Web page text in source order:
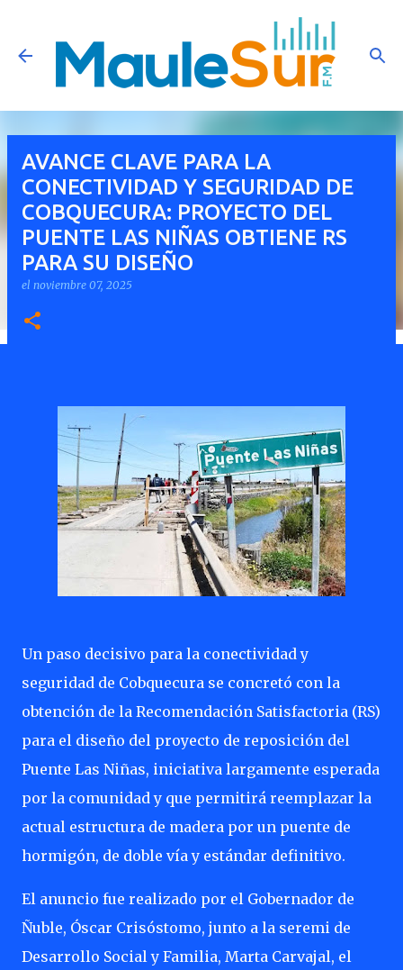
Ir al contenido principal
AVANCE CLAVE PARA LA
CONECTIVIDAD Y SEGURIDAD DE
COBQUECURA: PROYECTO DEL
PUENTE LAS NIÑAS OBTIENE RS
PARA SU DISEÑO
el noviembre 07, 2025
Un paso decisivo para la conectividad y
seguridad de Cobquecura se concretó con la
obtención de la Recomendación Satisfactoria (RS)
para el diseño del proyecto de reposición del
Puente Las Niñas, iniciativa largamente esperada
por la comunidad y que permitirá reemplazar la
actual estructura de madera por un puente de
hormigón, de doble vía y estándar definitivo.
El anuncio fue realizado por el Gobernador de
Ñuble, Óscar Crisóstomo, junto a la seremi de
Desarrollo Social y Familia, Marta Carvajal, el